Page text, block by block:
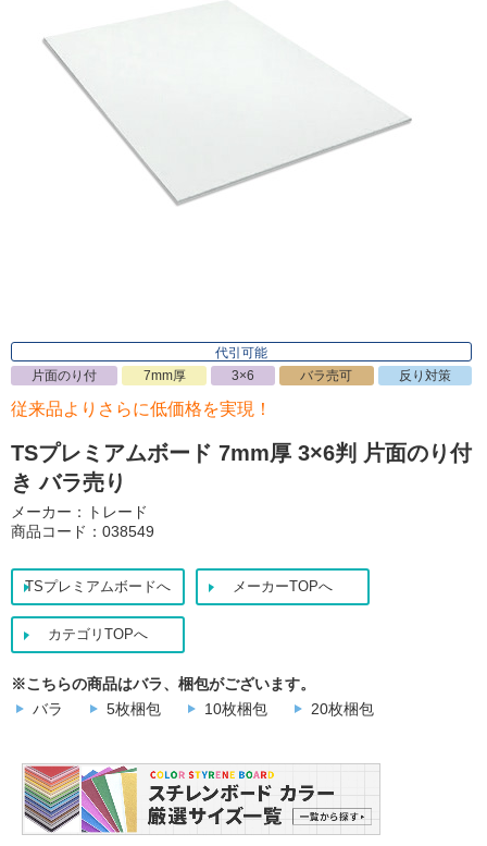
代引可能
片面のり付
7mm厚 3×6 バラ売可 反り対策
従来品よりさらに低価格を実現！
TSプレミアムボード 7mm厚 3×6判 片面のり付
き バラ売り
メーカー：トレード
商品コード：038549
TSプレミアムボードへ メーカーTOPへ
カテゴリTOPへ
※こちらの商品はバラ、梱包がございます。
バラ
5枚梱包 10枚梱包 20枚梱包